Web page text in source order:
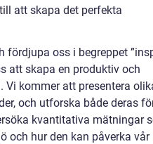
att skapa det perfekta
fördjupa oss i begreppet
att skapa en produktiv och
kommer att presentera
och utforska både deras
kvantitativa mätningar
och hur den kan påverka vår